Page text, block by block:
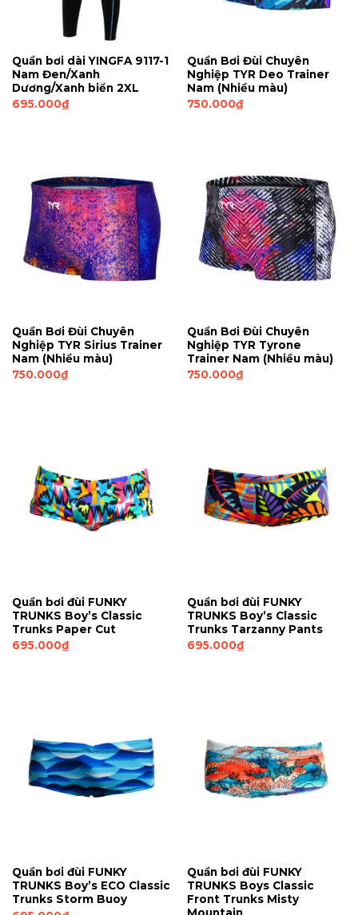
Quần bơi dài YINGFA 9117-1
Nam Đen/Xanh
Dương/Xanh biển 2XL
695.000₫
Quần Bơi Đùi Chuyên
Nghiệp TYR Deo Trainer
Nam (Nhiều màu)
750.000₫
Quần Bơi Đùi Chuyên
Nghiệp TYR Sirius Trainer
Nam (Nhiều màu)
750.000₫
Quần Bơi Đùi Chuyên
Nghiệp TYR Tyrone
Trainer Nam (Nhiều màu)
750.000₫
Quần bơi đùi FUNKY
TRUNKS Boy’s Classic
Trunks Paper Cut
695.000₫
Quần bơi đùi FUNKY
TRUNKS Boy’s Classic
Trunks Tarzanny Pants
695.000₫
Quần bơi đùi FUNKY
TRUNKS Boy’s ECO Classic
Trunks Storm Buoy
Quần bơi đùi FUNKY
TRUNKS Boys Classic
Front Trunks Misty